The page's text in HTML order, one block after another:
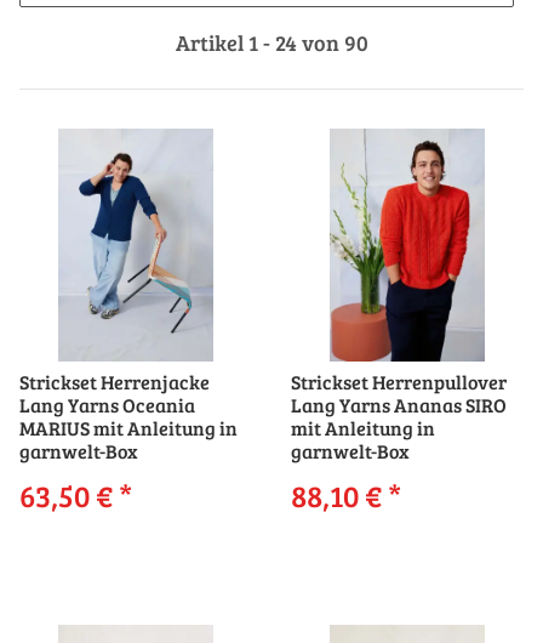
Artikel 1 - 24 von 90
Strickset Herrenjacke
Lang Yarns Oceania
MARIUS mit Anleitung in
garnwelt-Box
63,50 €*
Strickset Herrenpullover
Lang Yarns Ananas SIRO
mit Anleitung in
garnwelt-Box
88,10 €*